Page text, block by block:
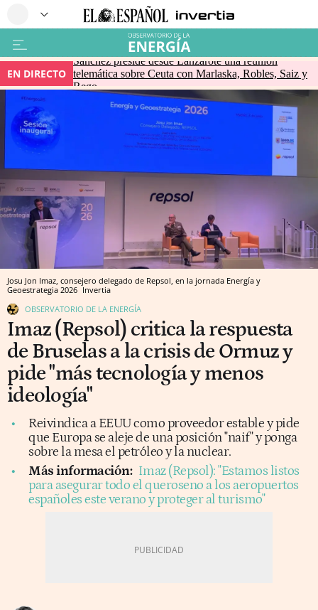
EN DIRECTO
Sánchez preside desde Lanzarote una reunión
telemática sobre Ceuta con Marlaska, Robles, Saiz y
Rego
Josu Jon Imaz, consejero delegado de Repsol, en la jornada Energía y
Geoestrategia 2026 Invertia
OBSERVATORIO DE LA ENERGÍA
Imaz (Repsol) critica la respuesta
de Bruselas a la crisis de Ormuz y
pide "más tecnología y menos
ideología"
Reivindica a EEUU como proveedor estable y pide
que Europa se aleje de una posición "naif" y ponga
sobre la mesa el petróleo y la nuclear.
Más información: Imaz (Repsol): "Estamos listos
para asegurar todo el queroseno a los aeropuertos
españoles este verano y proteger al turismo"